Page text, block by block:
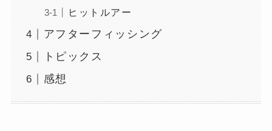
ヒットルアー
アフターフィッシング
トピックス
感想